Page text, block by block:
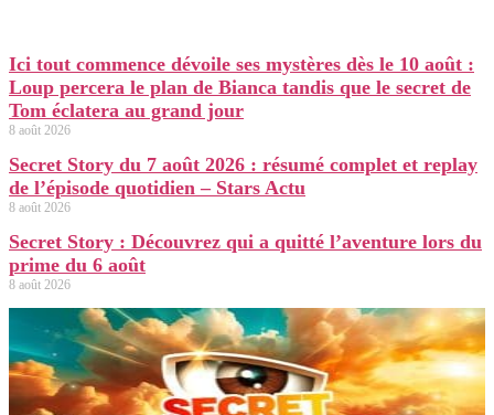
Ici tout commence dévoile ses mystères dès le 10 août :
Loup percera le plan de Bianca tandis que le secret de
Tom éclatera au grand jour
8 août 2026
Secret Story du 7 août 2026 : résumé complet et replay
de l’épisode quotidien – Stars Actu
8 août 2026
Secret Story : Découvrez qui a quitté l’aventure lors du
prime du 6 août
8 août 2026